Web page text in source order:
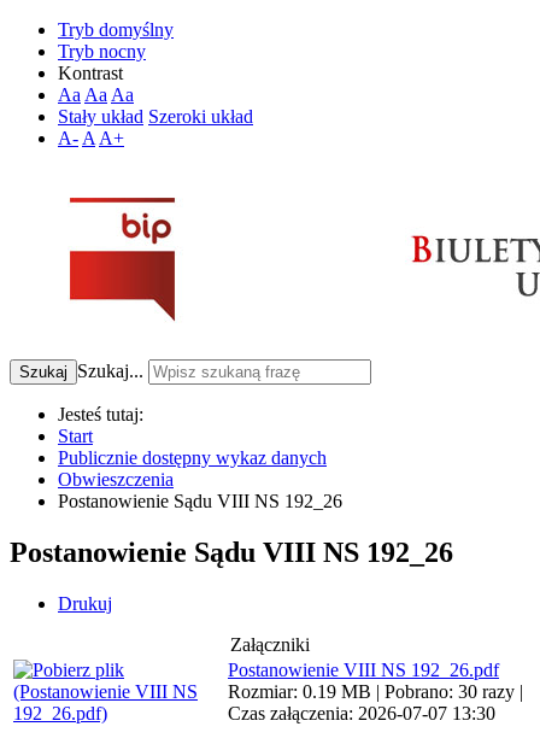
Tryb domyślny
Tryb nocny
Kontrast
Aa Aa Aa
Stały układ Szeroki układ
A- A A+
Szukaj Szukaj...
Jesteś tutaj:
Start
Publicznie dostępny wykaz danych
Obwieszczenia
Postanowienie Sądu VIII NS 192_26
Postanowienie Sądu VIII NS 192_26
Drukuj
Załączniki
Postanowienie VIII NS 192_26.pdf
Rozmiar: 0.19 MB | Pobrano: 30 razy |
Czas załączenia: 2026-07-07 13:30